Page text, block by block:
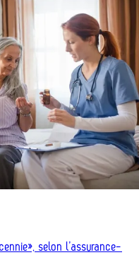
selon l’assurance-